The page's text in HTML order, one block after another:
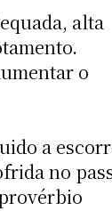
alta
o
a
no